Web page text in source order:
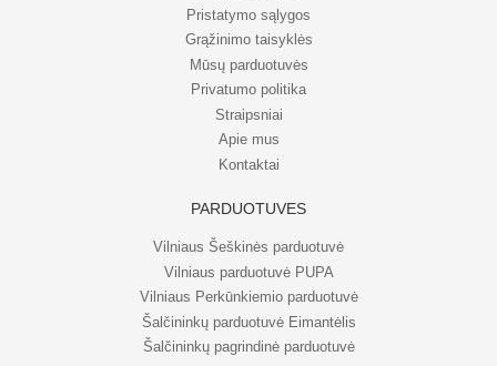
Pristatymo sąlygos
Grąžinimo taisyklės
Mūsų parduotuvės
Privatumo politika
Straipsniai
Apie mus
Kontaktai
PARDUOTUVĖS
Vilniaus Šeškinės parduotuvė
Vilniaus parduotuvė PUPA
Vilniaus Perkūnkiemio parduotuvė
Šalčininkų parduotuvė Eimantėlis
Šalčininkų pagrindinė parduotuvė